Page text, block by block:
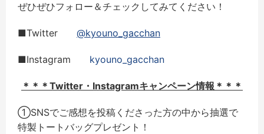
ぜひぜひフォロー＆チェックしてみてください！
■Twitter @kyouno_gacchan
■Instagram kyouno_gacchan
＊＊＊Twitter・Instagramキャンペーン情報＊＊＊
①SNSでご感想を投稿くださった方の中から抽選で
特製トートバッグプレゼント！